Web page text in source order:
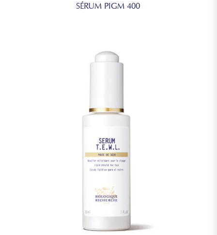
SÉRUM PIGM 400